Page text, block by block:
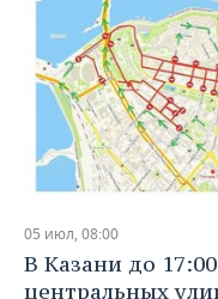
05 июл, 08:00
В Казани до
центральных